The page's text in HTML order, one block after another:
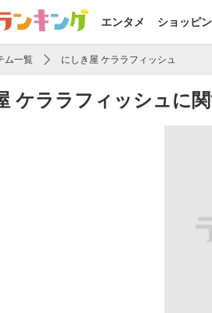
エンタメ ショッピ
ム一覧 にしき屋 ケララフィッシュ
ケララフィッシュに